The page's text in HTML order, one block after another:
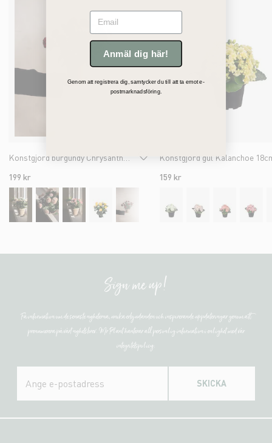
199 kr
Konstgjord gul Kalanchoe
159 kr
Sign me up!
Få information om de senaste nyheterna, unika erbjudanden och inspirerande uppdateringar genom att
prenumerera på vårt nyhetsbrev. Mr Plant hanterar all personlig information i enlighet med vår
integritetspolicy.
SKICKA
Email
Anmäl dig här!
Genom att registrera dig, samtycker du till att ta emot e-
postmarknadsföring.